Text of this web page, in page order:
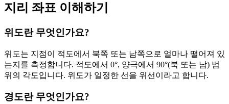
지리 좌표 이해하기
위도란 무엇인가요?
위도는 지점이 적도에서 북쪽 또는 남쪽으로 얼마나 떨어져 있
는지를 측정합니다. 적도에서 0°, 양극에서 90°(북 또는 남) 범
위의 각도입니다. 위도가 일정한 선을 위선이라고 합니다.
경도란 무엇인가요?